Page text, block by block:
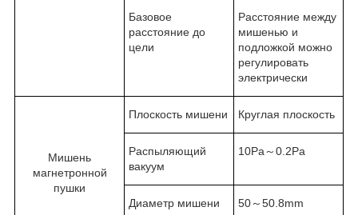
Базовое
расстояние до
цели
Расстояние между
мишенью и
подложкой можно
регулировать
электрически
Мишень
магнетронной
пушки
Плоскость мишени Круглая плоскость
Распыляющий
вакуум
10Pa～0.2Pa
Диаметр мишени 50～50.8mm